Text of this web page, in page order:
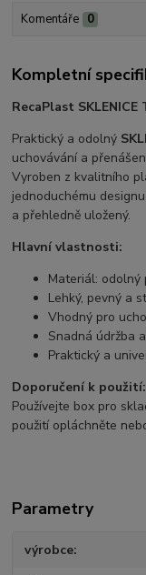
Komentáře 0
Kompletní
RecaPlast SKLENICE
Praktický a odolný
uchovávání a
Vyroben z kvalitního
jednoduchému
a přehledně uložený.
Hlavní vlastnosti:
Materiál: odolný
Lehký, pevný a
Vhodný pro
Snadná údržba
Praktický a
Doporučení k použití:
Používejte box pro
použití opláchněte
Parametry
výrobce